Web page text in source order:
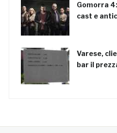
Gomorra
cast e
Varese,
bar il